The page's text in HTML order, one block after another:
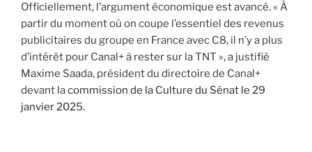
Officiellement, l’argument économique est avancé. « À
partir du moment où on coupe l’essentiel des revenus
publicitaires du groupe en France avec C8, il n’y a plus
d’intérêt pour Canal+ à rester sur la TNT », a justifié
Maxime Saada, président du directoire de Canal+
devant lacommission de la Culture du Sénat le 29
janvier 2025.